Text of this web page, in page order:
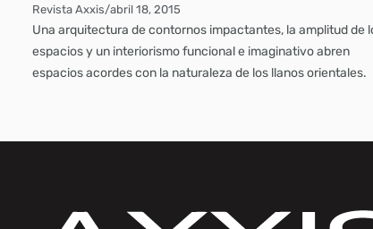
Revista Axxis/abril 18, 2015
Una arquitectura de contornos impactantes, la amplitud de
espacios y un interiorismo funcional e imaginativo abren
espacios acordes con la naturaleza de los llanos orientales.